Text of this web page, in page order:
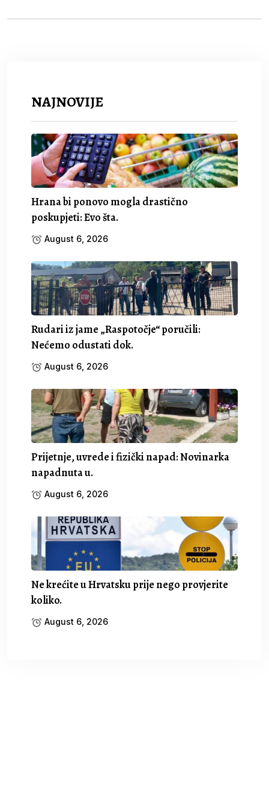
NAJNOVIJE
Hrana bi ponovo mogla drastično
poskupjeti: Evo šta.
August 6, 2026
Rudari iz jame „Raspotočje“ poručili:
Nećemo odustati dok.
August 6, 2026
Prijetnje, uvrede i fizički napad: Novinarka
napadnuta u.
August 6, 2026
Ne krećite u Hrvatsku prije nego provjerite
koliko.
August 6, 2026